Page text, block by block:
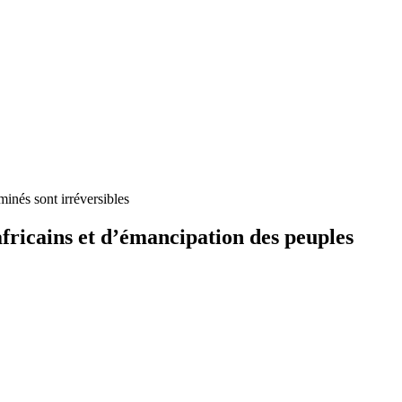
sont irréversibles
et d’émancipation des peuples